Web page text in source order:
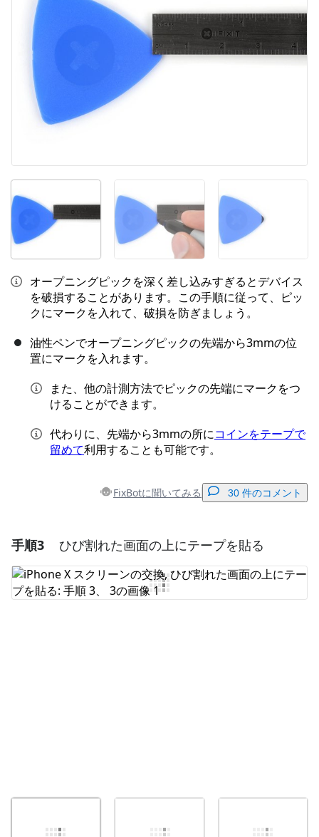
キャンセル コメントを投稿
オープニングピックを深く差し込みすぎるとデバイス
を破損することがあります。この手順に従って、ピッ
クにマークを入れて、破損を防ぎましょう。
油性ペンでオープニングピックの先端から3mmの位
置にマークを入れます。
また、他の計測方法でピックの先端にマークをつ
けることができます。
代わりに、先端から3mmの所にコインをテープで
留めて利用することも可能です。
FixBotに聞いてみる 30 件のコメント
コメントを追加
コメントを追加
手順3 ひび割れた画面の上にテープを貼る